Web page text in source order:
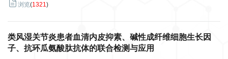
浏览(1321)
类风湿关节炎患者血清内皮抑素、碱性成纤维细胞生长因
子、抗环瓜氨酸肽抗体的联合检测与应用